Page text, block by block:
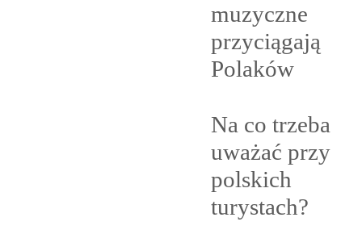
muzyczne
przyciągają
Polaków
Na co trzeba
uważać przy
polskich
turystach?